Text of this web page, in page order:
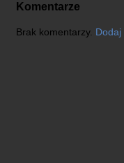
Komentarze
Brak komentarzy. Dodaj